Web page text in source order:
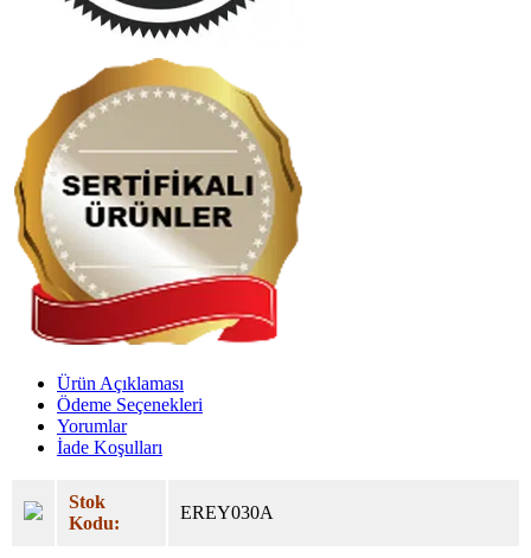
Ürün Açıklaması
Ödeme Seçenekleri
Yorumlar
İade Koşulları
Stok
Kodu:
EREY030A